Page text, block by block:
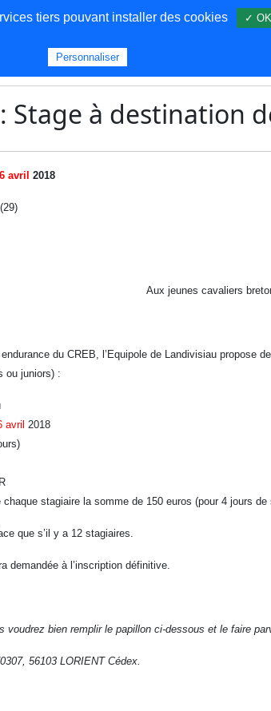
: Stage à destination
avril 2018
Aux jeunes cavaliers
du CREB, l’Equipole de Landivisiau propose
ou juniors) :
avril
2018
stagiaire la somme de 150 euros (pour 4 jours de
que s’il y a 12 stagiaires.
demandée à l’inscription définitive.
voudrez bien remplir le papillon ci-dessous et le faire
56103 LORIENT Cédex.
tiers pouvant installer des cookies ✓
Personnaliser